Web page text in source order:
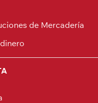
de Mercadería